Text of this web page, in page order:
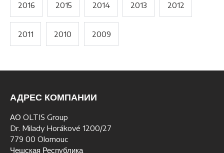
2016 2015 2014 2013 2012
2011 2010 2009
АДРЕС КОМПАНИИ
АО OLTIS Group
Dr. Milady Horákové 1200/27
779 00 Olomouc
Чешская Республика